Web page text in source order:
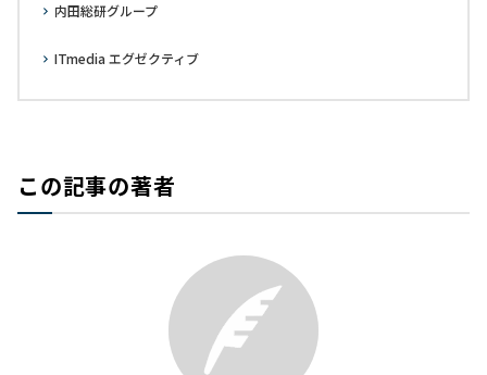
内田総研グループ
ITmedia エグゼクティブ
この記事の著者